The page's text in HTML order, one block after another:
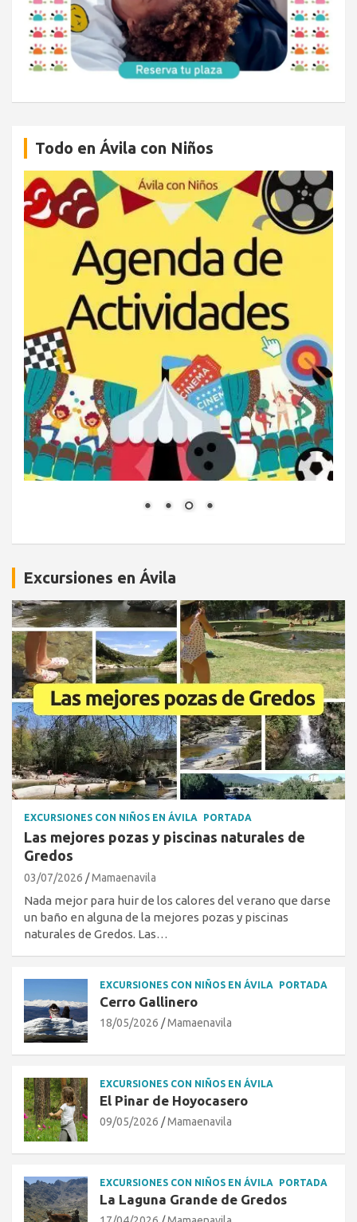
Todo en Ávila con Niños
Excursiones en Ávila
EXCURSIONES CON NIÑOS EN ÁVILA PORTADA
Las mejores pozas y piscinas naturales de
Gredos
03/07/2026 Mamaenavila
Nada mejor para huir de los calores del verano que darse
un baño en alguna de la mejores pozas y piscinas
naturales de Gredos. Las…
EXCURSIONES CON NIÑOS EN ÁVILA PORTADA
Cerro Gallinero
18/05/2026 Mamaenavila
EXCURSIONES CON NIÑOS EN ÁVILA
El Pinar de Hoyocasero
09/05/2026 Mamaenavila
EXCURSIONES CON NIÑOS EN ÁVILA PORTADA
La Laguna Grande de Gredos